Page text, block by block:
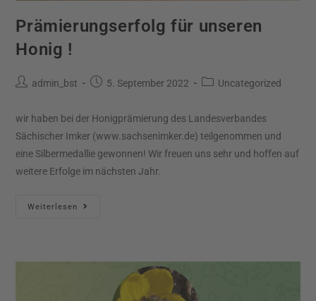
Prämierungserfolg für unseren
Honig !
admin_bst 5. September 2022 Uncategorized
wir haben bei der Honigprämierung des Landesverbandes
Sächischer Imker (www.sachsenimker.de) teilgenommen und
eine Silbermedallie gewonnen! Wir freuen uns sehr und hoffen auf
weitere Erfolge im nächsten Jahr.
Weiterlesen